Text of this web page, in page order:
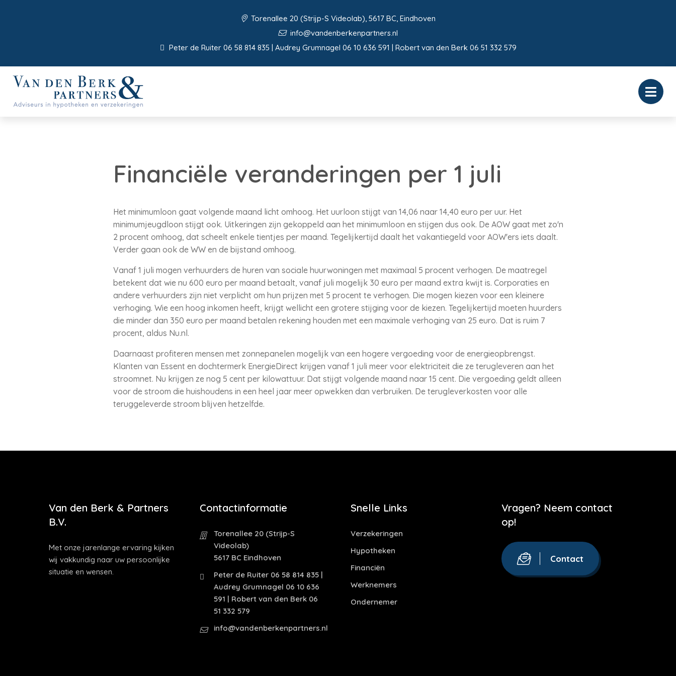
Torenallee 20 (Strijp-S Videolab), 5617 BC, Eindhoven
info@vandenberkenpartners.nl
Peter de Ruiter 06 58 814 835 | Audrey Grumnagel 06 10 636 591 | Robert van den Berk 06 51 332 579
Financiële veranderingen per 1 juli
Het minimumloon gaat volgende maand licht omhoog. Het uurloon stijgt van 14,06 naar 14,40 euro per uur. Het
minimumjeugdloon stijgt ook. Uitkeringen zijn gekoppeld aan het minimumloon en stijgen dus ook. De AOW gaat met zo'n
2 procent omhoog, dat scheelt enkele tientjes per maand. Tegelijkertijd daalt het vakantiegeld voor AOW'ers iets daalt.
Verder gaan ook de WW en de bijstand omhoog.
Vanaf 1 juli mogen verhuurders de huren van sociale huurwoningen met maximaal 5 procent verhogen. De maatregel
betekent dat wie nu 600 euro per maand betaalt, vanaf juli mogelijk 30 euro per maand extra kwijt is. Corporaties en
andere verhuurders zijn niet verplicht om hun prijzen met 5 procent te verhogen. Die mogen kiezen voor een kleinere
verhoging. Wie een hoog inkomen heeft, krijgt wellicht een grotere stijging voor de kiezen. Tegelijkertijd moeten huurders
die minder dan 350 euro per maand betalen rekening houden met een maximale verhoging van 25 euro. Dat is ruim 7
procent, aldus Nu.nl.
Daarnaast profiteren mensen met zonnepanelen mogelijk van een hogere vergoeding voor de energieopbrengst.
Klanten van Essent en dochtermerk EnergieDirect krijgen vanaf 1 juli meer voor elektriciteit die ze terugleveren aan het
stroomnet. Nu krijgen ze nog 5 cent per kilowattuur. Dat stijgt volgende maand naar 15 cent. Die vergoeding geldt alleen
voor de stroom die huishoudens in een heel jaar meer opwekken dan verbruiken. De terugleverkosten voor alle
teruggeleverde stroom blijven hetzelfde.
Van den Berk & Partners
B.V.
Met onze jarenlange ervaring kijken
wij vakkundig naar uw persoonlijke
situatie en wensen.
Contactinformatie
Torenallee 20 (Strijp-S
Videolab)
5617 BC Eindhoven
Peter de Ruiter 06 58 814 835 |
Audrey Grumnagel 06 10 636
591 | Robert van den Berk 06
51 332 579
info@vandenberkenpartners.nl
Snelle Links
Verzekeringen
Hypotheken
Financiën
Werknemers
Ondernemer
Vragen? Neem contact
op!
Contact